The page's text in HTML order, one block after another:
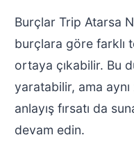
Burçlar Trip Atarsa
burçlara göre farklı
ortaya çıkabilir. Bu
yaratabilir, ama
anlayış fırsatı da
devam edin.